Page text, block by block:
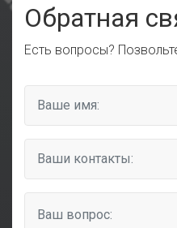
Обратная
Есть вопросы?